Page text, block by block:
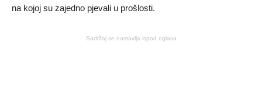
na kojoj su zajedno pjevali u prošlosti.
Sadržaj se nastavlja ispod oglasa